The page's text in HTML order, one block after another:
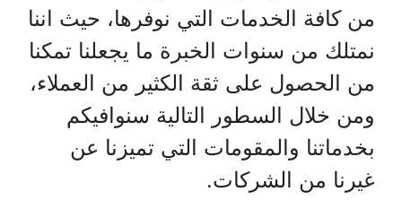
من كافة الخدمات التي نوفرها، حيث اننا
نمتلك من سنوات الخبرة ما يجعلنا تمكنا
من الحصول على ثقة الكثير من العملاء،
ومن خلال السطور التالية سنوافيكم
بخدماتنا والمقومات التي تميزنا عن
غيرنا من الشركات.